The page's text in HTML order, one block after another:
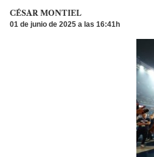
CÉSAR MONTIEL
01 de junio de 2025 a las 16:41h